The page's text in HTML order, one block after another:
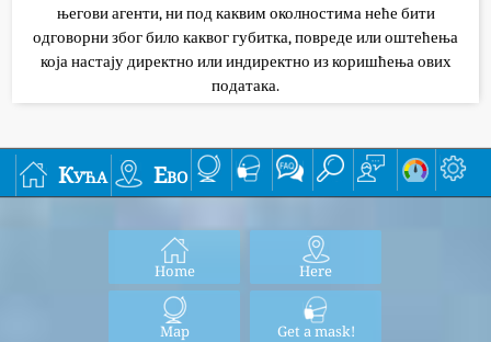
његови агенти, ни под каквим околностима неће бити
одговорни због било каквог губитка, повреде или оштећења
која настају директно или индиректно из коришћења ових
података.
Кућа Ево
Home Here
Map Get a mask!